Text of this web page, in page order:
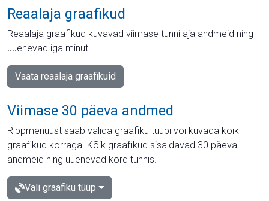
Reaalaja graafikud
Reaalaja graafikud kuvavad viimase tunni aja andmeid ning
uuenevad iga minut.
Vaata reaalaja graafikuid
Viimase 30 päeva andmed
Rippmenüüst saab valida graafiku tüübi või kuvada kõik
graafikud korraga. Kõik graafikud sisaldavad 30 päeva
andmeid ning uuenevad kord tunnis.
Vali graafiku tüüp